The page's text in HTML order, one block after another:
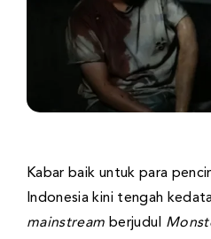
Kabar baik untuk para
Indonesia kini tengah
mainstream berjudul